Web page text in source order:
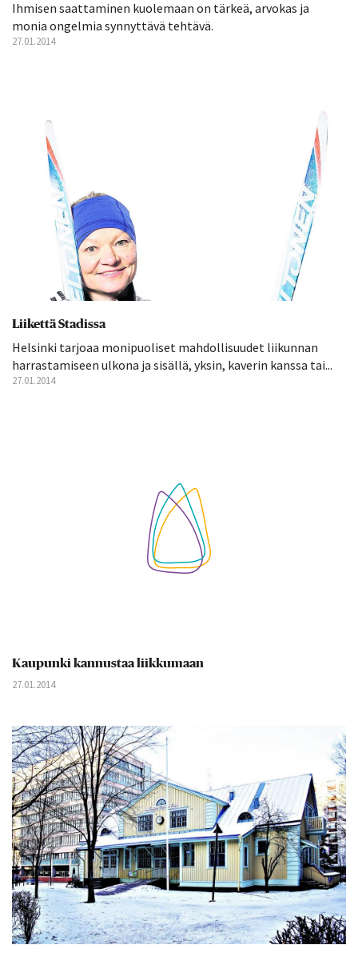
Ihmisen saattaminen kuolemaan on tärkeä, arvokas ja
monia ongelmia synnyttävä tehtävä.
27.01.2014
Liikettä Stadissa
Helsinki tarjoaa monipuoliset mahdollisuudet liikunnan
harrastamiseen ulkona ja sisällä, yksin, kaverin kanssa tai...
27.01.2014
Kaupunki kannustaa liikkumaan
27.01.2014